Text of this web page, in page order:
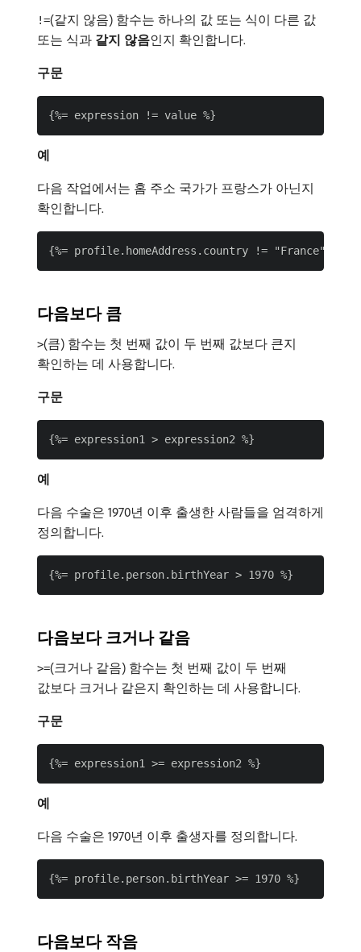
!=(같지 않음) 함수는 하나의 값 또는 식이 다른 값
또는 식과 같지 않음​인지 확인합니다.
구문
예
다음 작업에서는 홈 주소 국가가 프랑스가 아닌지
확인합니다.
다음보다 큼
>(큼) 함수는 첫 번째 값이 두 번째 값보다 큰지
확인하는 데 사용합니다.
구문
예
다음 수술은 1970년 이후 출생한 사람들을 엄격하게
정의합니다.
다음보다 크거나 같음
>=(크거나 같음) 함수는 첫 번째 값이 두 번째
값보다 크거나 같은지 확인하는 데 사용합니다.
구문
예
다음 수술은 1970년 이후 출생자를 정의합니다.
다음보다 작음